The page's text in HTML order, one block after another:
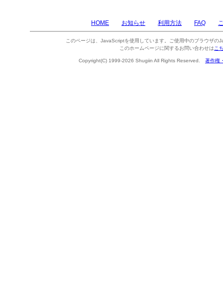
HOME お知らせ 利用方法 FAQ
このページは、JavaScriptを使用しています。ご使用中のブラウザの
このホームページに関するお問い合わせは こ
Copyright(C) 1999-2026 Shugiin All Rights Reserved. 著作権